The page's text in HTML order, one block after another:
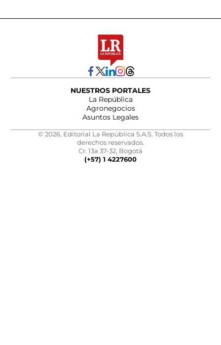
NUESTROS PORTALES
La República
Agronegocios
Asuntos Legales
© 2026, Editorial La República S.A.S. Todos los
derechos reservados.
Cr. 13a 37-32, Bogotá
(+57) 1 4227600